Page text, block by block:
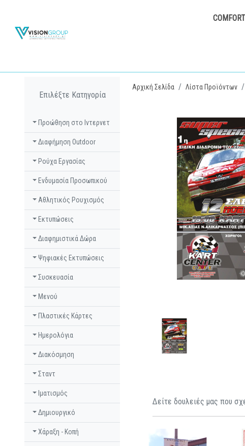
Επιλέξτε Κατηγορία
Προώθηση στο Ιντερνετ
Διαφήμηση Outdoor
Ρούχα Εργασίας
Ενδυμασία Προσωπικού
Αθλητικός Ρουχισμός
Εκτυπώσεις
Διαφημιστικά Δώρα
Ψηφιακές Εκτυπώσεις
Συσκευασία
Μενού
Πλαστικές Κάρτες
Ημερολόγια
Διακόσμηση
Σταντ
Ιματισμός
Δημιουργικό
Χάραξη - Κοπή
Αρχική Σελίδα Λίστα Προϊόντων
Δείτε δουλειές μας που